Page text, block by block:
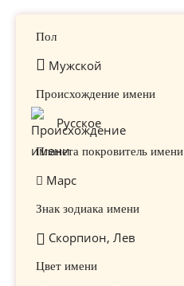
Пол
Мужской
Происхождение имени
Русское
Планета покровитель имени
Марс
Знак зодиака имени
Скорпион, Лев
Цвет имени